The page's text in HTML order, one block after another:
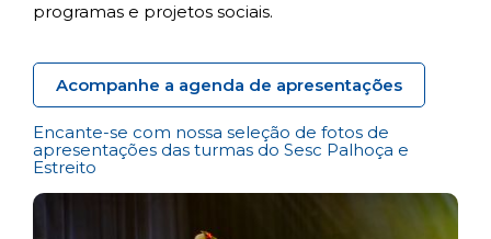
programas e projetos sociais.
Acompanhe a agenda de apresentações
Encante-se com nossa seleção de fotos de
apresentações das turmas do Sesc Palhoça e
Estreito